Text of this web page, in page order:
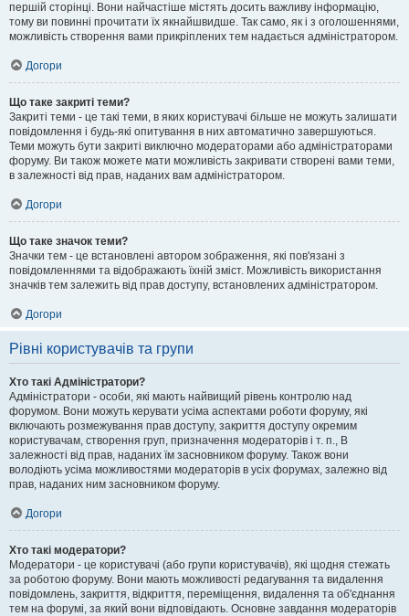
першій сторінці. Вони найчастіше містять досить важливу інформацію,
тому ви повинні прочитати їх якнайшвидше. Так само, як і з оголошеннями,
можливість створення вами прикріплених тем надається адміністратором.
Догори
Що таке закриті теми?
Закриті теми - це такі теми, в яких користувачі більше не можуть залишати
повідомлення і будь-які опитування в них автоматично завершуються.
Теми можуть бути закриті виключно модераторами або адміністраторами
форуму. Ви також можете мати можливість закривати створені вами теми,
в залежності від прав, наданих вам адміністратором.
Догори
Що таке значок теми?
Значки тем - це встановлені автором зображення, які пов'язані з
повідомленнями та відображають їхній зміст. Можливість використання
значків тем залежить від прав доступу, встановлених адміністратором.
Догори
Рівні користувачів та групи
Хто такі Адміністратори?
Адміністратори - особи, які мають найвищий рівень контролю над
форумом. Вони можуть керувати усіма аспектами роботи форуму, які
включають розмежування прав доступу, закриття доступу окремим
користувачам, створення груп, призначення модераторів і т. п., В
залежності від прав, наданих їм засновником форуму. Також вони
володіють усіма можливостями модераторів в усіх форумах, залежно від
прав, наданих ним засновником форуму.
Догори
Хто такі модератори?
Модератори - це користувачі (або групи користувачів), які щодня стежать
за роботою форуму. Вони мають можливості редагування та видалення
повідомлень, закриття, відкриття, переміщення, видалення та об'єднання
тем на форумі, за який вони відповідають. Основне завдання модераторів